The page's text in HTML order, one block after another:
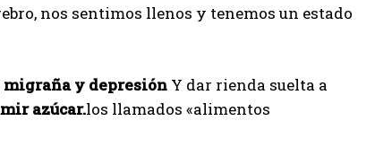
nos sentimos llenos y tenemos un estado
migraña y depresión Y dar rienda suelta a
azúcar.los llamados «alimentos